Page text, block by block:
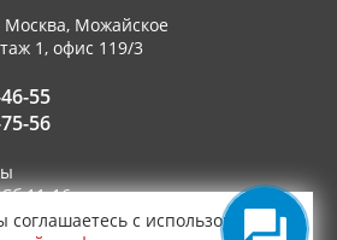
Москва, Можайское
1, офис 119/3
55
56
11-16
соглашаетесь с использованием